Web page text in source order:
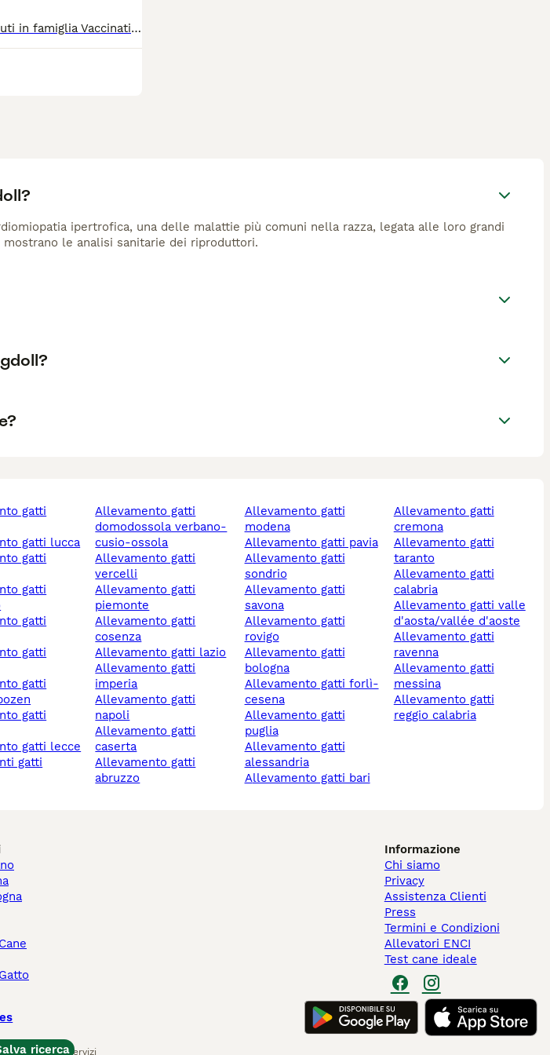
Meravigliosi cuccioli di razza Ragdoll Cresciuti in famiglia Vaccinati Sverminati Con microchip Eseguito trattamento antiparassitario Pedigree ANDI certificato genealogico
ipertrofica, una delle malattie più comuni nella razza, legata alle loro grandi
le analisi sanitarie dei riproduttori.
gatti lucca
gatti lecce
allevamento gatti
domodossola verbano-
cusio-ossola
allevamento gatti
vercelli
allevamento gatti
piemonte
allevamento gatti
cosenza
allevamento gatti lazio
allevamento gatti
imperia
allevamento gatti
napoli
allevamento gatti
caserta
allevamento gatti
abruzzo
allevamento gatti
modena
allevamento gatti pavia
allevamento gatti
sondrio
allevamento gatti
savona
allevamento gatti
rovigo
allevamento gatti
bologna
allevamento gatti forlì-
cesena
allevamento gatti
puglia
allevamento gatti
alessandria
allevamento gatti bari
allevamento gatti
cremona
allevamento gatti
taranto
allevamento gatti
calabria
allevamento gatti valle
d'aosta/vallée d'aoste
allevamento gatti
ravenna
allevamento gatti
messina
allevamento gatti
reggio calabria
ricerca
Informazione
Chi siamo
Privacy
Assistenza Clienti
Press
Termini e Condizioni
Allevatori ENCI
Test cane ideale
e di altri servizi